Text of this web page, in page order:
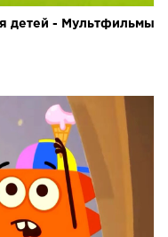
детей - Мультфильмы